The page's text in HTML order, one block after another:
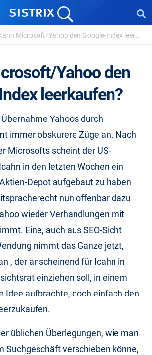
Microsoft/Yahoo den Google-Index leerkaufen?
Yahoo den
leerkaufen?
Yahoos durch
immer obskurere Züge an. Nach
Microsofts scheint der US-
in den letzten Wochen ein
Depot aufgebaut zu haben
nun offenbar dazu
wieder Verhandlungen mit
Eine, auch aus SEO-Sicht
nimmt das Ganze jetzt,
, der anscheinend für Icahn in
einziehen soll, in einem
Idee aufbrachte, doch einfach den
üblichen Überlegungen, wie man
Suchgeschäft verschieben könne,